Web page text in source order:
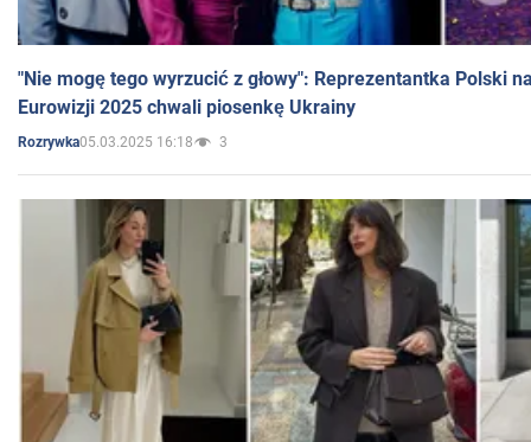
"Nie mogę tego wyrzucić z głowy": Reprezentantka Polski
Eurowizji 2025 chwali piosenkę Ukrainy
Rozrywka05.03.2025 16:18 3